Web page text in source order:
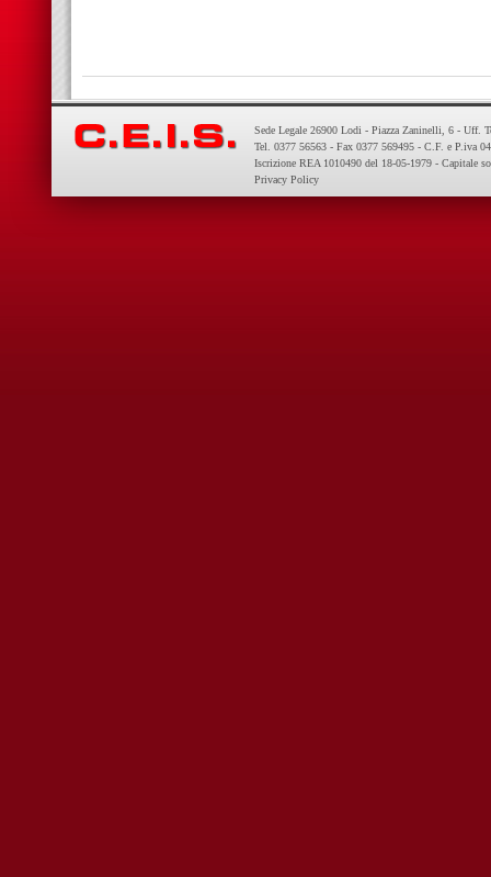
Sede Legale 26900 Lodi - Piazza Zaninelli, 6 - Uff.
Tel. 0377 56563 - Fax 0377 569495 - C.F. e P.iva
Iscrizione REA 1010490 del 18-05-1979 - Capitale
Privacy Policy